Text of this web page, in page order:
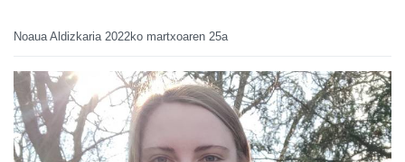
Noaua Aldizkaria 2022ko martxoaren 25a